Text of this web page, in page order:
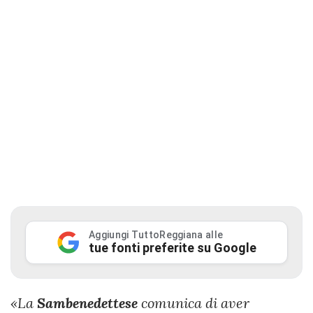
Aggiungi TuttoReggiana alle
tue fonti preferite su Google
«La Sambenedettese comunica di aver